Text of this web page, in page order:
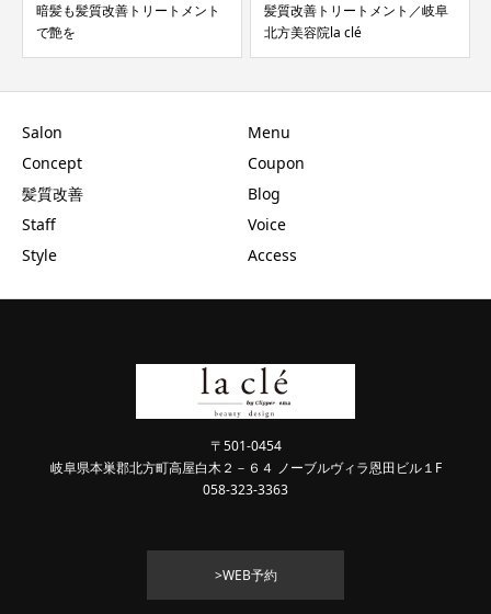
暗髪も髪質改善トリートメント
で艶を
髪質改善トリートメント／岐阜
北方美容院la clé
Salon
Concept
髪質改善
Staff
Style
Menu
Coupon
Blog
Voice
Access
〒501-0454
岐阜県本巣郡北方町高屋白木２－６４ ノーブルヴィラ恩田ビル１F
058-323-3363
>WEB予約